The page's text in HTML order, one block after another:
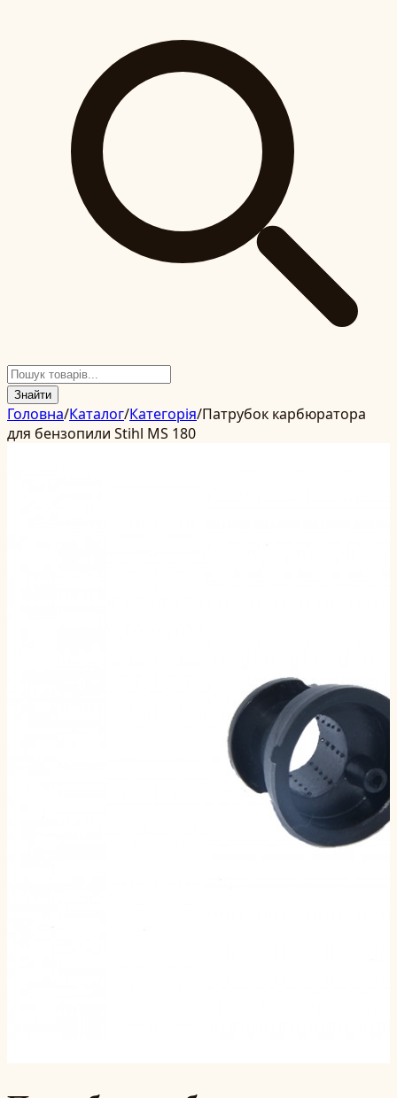
Знайти
Головна/Каталог/Категорія/Патрубок карбюратора
для бензопили Stihl MS 180